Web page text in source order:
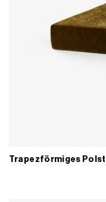
Trapezförmiges